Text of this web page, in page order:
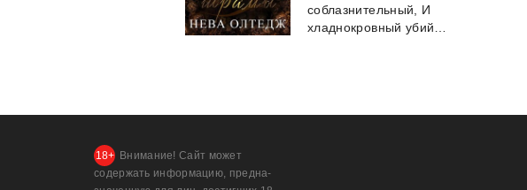
соблазнительный, И
Внимание! Сайт может
содержать информацию, предна­